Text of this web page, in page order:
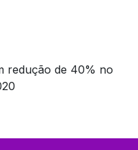
redução de 40% no